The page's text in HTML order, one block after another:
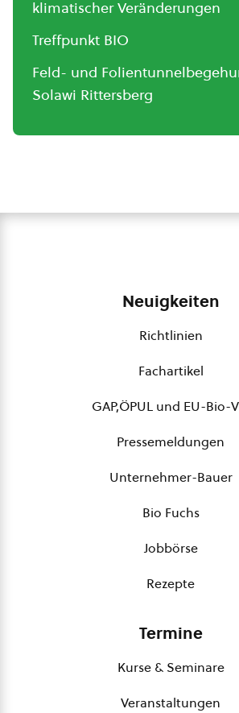
klimatischer Veränderungen
Treffpunkt BIO
Feld- und
Solawi Rittersberg
Neuigkeiten
Richtlinien
Fachartikel
GAP,ÖPUL und EU-Bio-
Pressemeldungen
Unternehmer-Bauer
Bio Fuchs
Jobbörse
Rezepte
Termine
Kurse & Seminare
Veranstaltungen